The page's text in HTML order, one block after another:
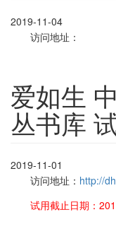
2019-11-04
访问地址：
爱如生
丛书库
2019-11-01
访问地址： http://
试用截止日期：